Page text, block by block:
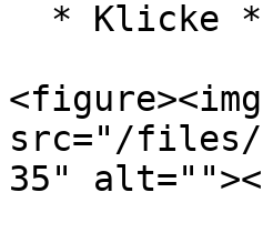
<figure><img
src="/files/
35"